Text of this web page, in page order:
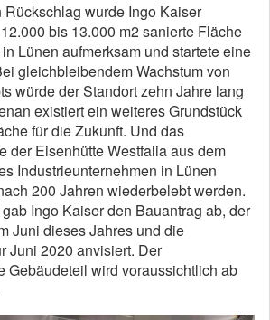
Rückschlag wurde Ingo Kaiser
bis 13.000 m2 sanierte Fläche
Lünen aufmerksam und startete eine
gleichbleibendem Wachstum von
würde der Standort zehn Jahre lang
existiert ein weiteres Grundstück
für die Zukunft. Und das
der Eisenhütte Westfalia aus dem
Industrieunternehmen in Lünen
200 Jahren wiederbelebt werden.
Ingo Kaiser den Bauantrag ab, der
Juni dieses Jahres und die
Juni 2020 anvisiert. Der
Gebäudeteil wird voraussichtlich ab